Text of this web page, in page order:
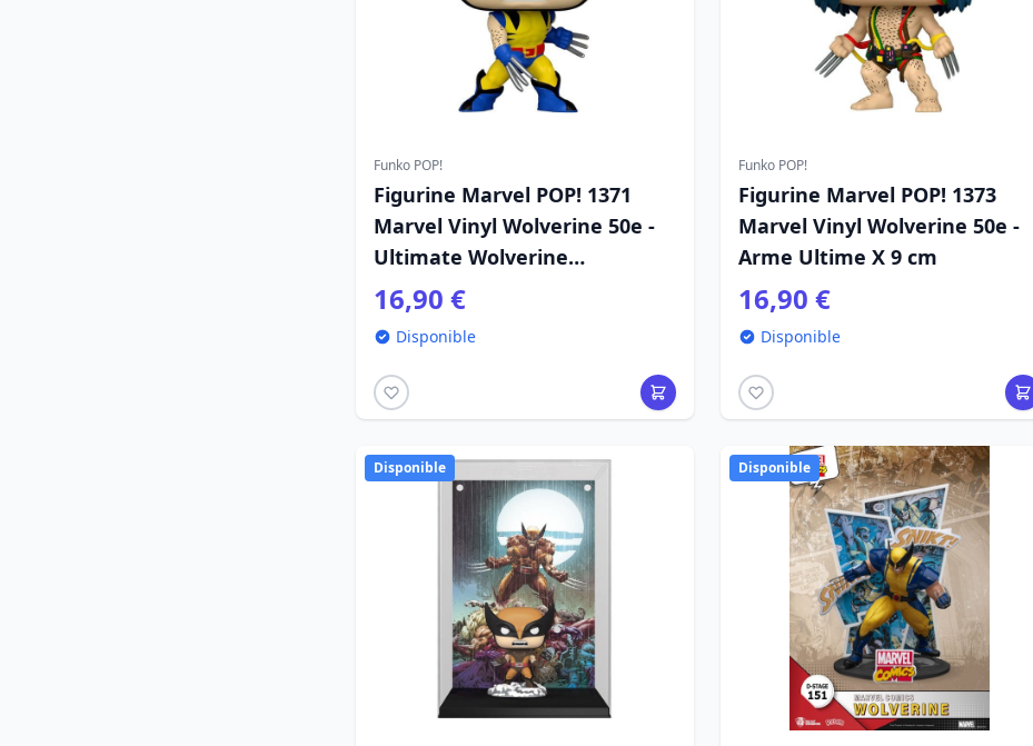
Funko POP!
Figurine Marvel POP! 1371
Marvel Vinyl Wolverine 50e -
Ultimate Wolverine
(Classique) 9 cm
16,90 €
Disponible
Funko POP!
Figurine Marvel POP! 1373
Marvel Vinyl Wolverine 50e -
Arme Ultime X 9 cm
16,90 €
Disponible
Disponible Disponible